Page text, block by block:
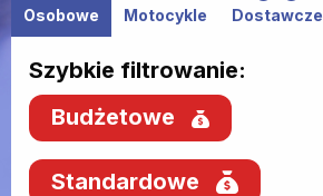
Osobowe Motocykle Dostawcze
Szybkie filtrowanie:
Budżetowe
Standardowe